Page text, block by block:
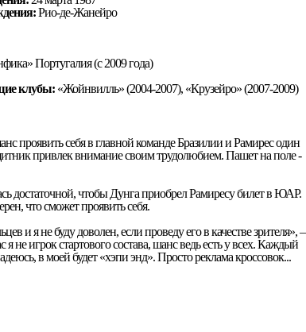
Рио-де-Жанейро
Португалия (с 2009 года)
клубы: «Жойнвилль» (2004-2007), «Крузейро» (2007-2009)
проявить себя в главной команде Бразилии и Рамирес один
привлек внимание своим трудолюбием. Пашет на поле -
достаточной, чтобы Дунга приобрел Рамиресу билет в ЮАР.
что сможет проявить себя.
и я не буду доволен, если проведу его в качестве зрителя», –
не игрок стартового состава, шанс ведь есть у всех. Каждый
в моей будет «хэпи энд». Просто реклама кроссовок...